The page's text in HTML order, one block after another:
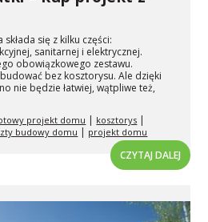
się z kilku części:
sanitarnej i elektrycznej.
obowiązkowego zestawu.
bez kosztorysu. Ale dzięki
nie będzie łatwiej, wątpliwe też,
projekt domu | kosztorys |
budowy domu | projekt domu
CZYTAJ DALEJ